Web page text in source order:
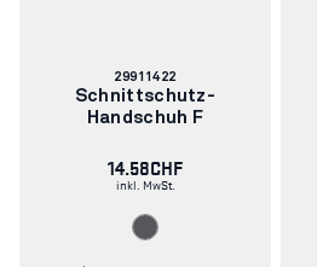
Artikelnummer:
29911422
Schnittschutz-
Handschuh F
14.58CHF
inkl. MwSt.